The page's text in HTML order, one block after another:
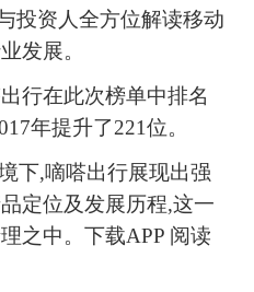
投资人全方位解读移动
发展。
在此次榜单中排名
年提升了221位。
,嘀嗒出行展现出强
定位及发展历程,这一
之中。下载APP 阅读